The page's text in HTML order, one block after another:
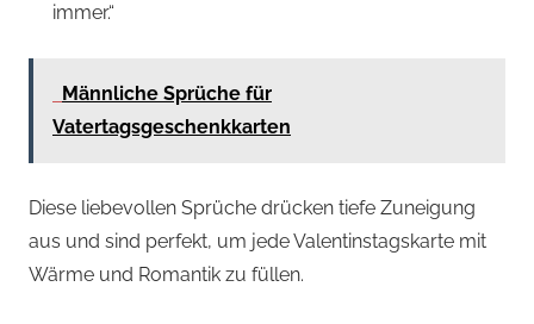
immer.“
Männliche Sprüche für
Vatertagsgeschenkkarten
Diese liebevollen Sprüche drücken tiefe Zuneigung
aus und sind perfekt, um jede Valentinstagskarte mit
Wärme und Romantik zu füllen.